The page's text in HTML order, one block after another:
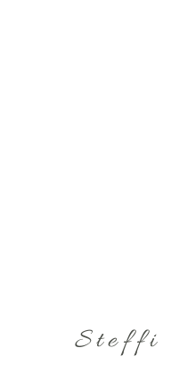
Steffi